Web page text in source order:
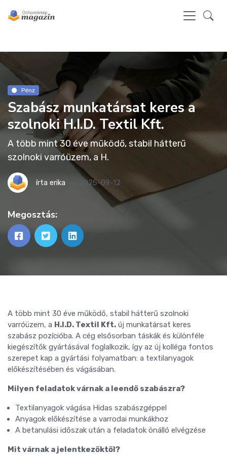
Pénz
Szabász munkatársat keres a
szolnoki H.I.D. Textil Kft.
A több mint 30 éve működő, stabil hátterű
szolnoki varróüzem, a H.
írta erika 2025-09-12
Megosztás:
A több mint 30 éve működő, stabil hátterű szolnoki
varróüzem, a H.I.D. Textil Kft. új munkatársat keres
szabász pozícióba. A cég elsősorban táskák és különféle
kiegészítők gyártásával foglalkozik, így az új kolléga fontos
szerepet kap a gyártási folyamatban: a textilanyagok
előkészítésében és vágásában.
Milyen feladatok várnak a leendő szabászra?
Textilanyagok vágása Hidas szabászgéppel
Anyagok előkészítése a varrodai munkákhoz
A betanulási időszak után a feladatok önálló elvégzése
Mit várnak a jelentkezőktől?